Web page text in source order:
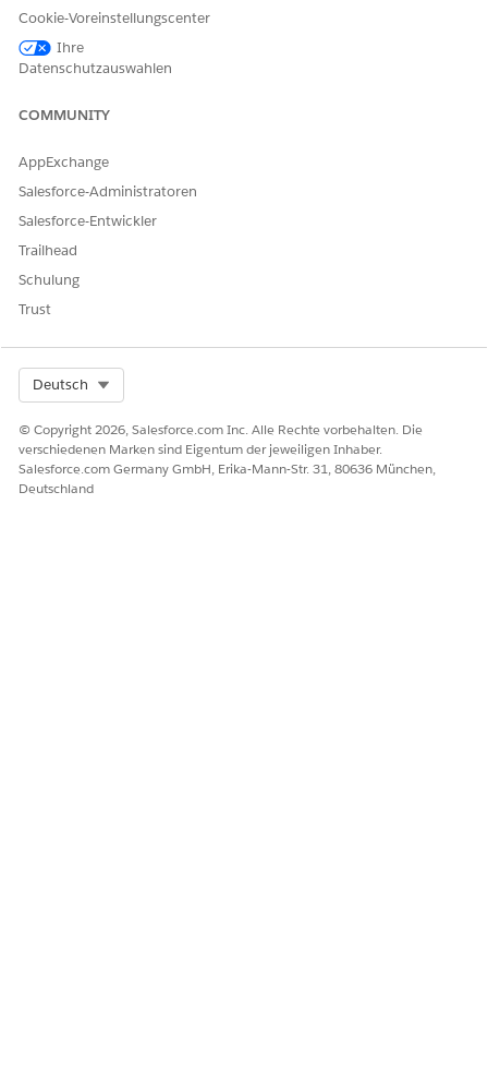
KONNTEN SIE IHR PROBLEM MITHILFE DIESES ARTIKELS
Geben Sie uns Feedback, damit wir uns verbessern können.
Cookie-Voreinstellungscenter
Ihre
Datenschutzauswahlen
COMMUNITY
AppExchange
Salesforce-Administratoren
Salesforce-Entwickler
Trailhead
Schulung
Trust
Deutsch
© Copyright 2026, Salesforce.com Inc. Alle Rechte vorbehalten. Die
verschiedenen Marken sind Eigentum der jeweiligen Inhaber.
Salesforce.com Germany GmbH, Erika-Mann-Str. 31, 80636 München,
Deutschland